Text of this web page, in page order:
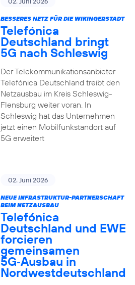
BESSERES NETZ FÜR DIE WIKINGERSTADT
Telefónica
Deutschland bringt
5G nach Schleswig
Der Telekommunikationsanbieter
Telefónica Deutschland treibt den
Netzausbau im Kreis Schleswig-
Flensburg weiter voran. In
Schleswig hat das Unternehmen
jetzt einen Mobilfunkstandort auf
5G erweitert
02. Juni 2026
NEUE INFRASTRUKTUR-PARTNERSCHAFT
BEIM NETZAUSBAU
Telefónica
Deutschland und EWE
forcieren
gemeinsamen
5G‑Ausbau in
Nordwestdeutschland